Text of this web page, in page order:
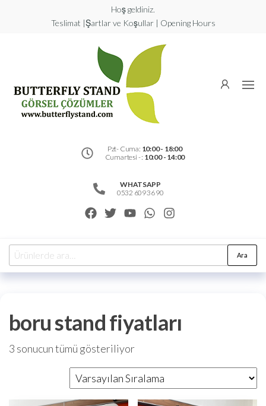
Hoş geldiniz.
Teslimat |Şartlar ve Koşullar | Opening Hours
Görsel
Pzt- Cuma: 10:00 - 18:00
Cumartesi - : 10:00 - 14:00
WHATSAPP
0532 609 36 90
Ara
boru stand fiyatları
3 sonucun tümü gösteriliyor